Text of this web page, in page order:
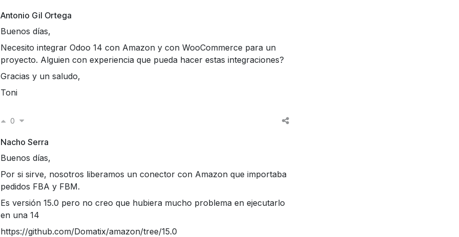
Antonio Gil Ortega
Buenos días,
Necesito integrar Odoo 14 con Amazon y con WooCommerce para un
proyecto. Alguien con experiencia que pueda hacer estas integraciones?
Gracias y un saludo,
Toni
0
Nacho Serra
Buenos días,
Por si sirve, nosotros liberamos un conector con Amazon que importaba
pedidos FBA y FBM.
Es versión 15.0 pero no creo que hubiera mucho problema en ejecutarlo
en una 14
https://github.com/Domatix/amazon/tree/15.0